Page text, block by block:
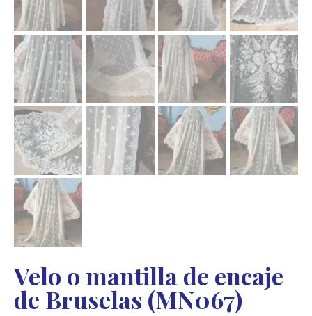
Velo o mantilla de encaje
de Bruselas (MN067)